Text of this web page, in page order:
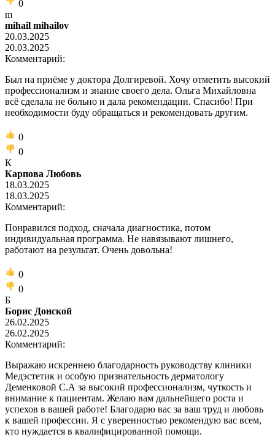
0
m
mihail mihailov
20.03.2025
20.03.2025
Комментарий:
Был на приёме у доктора Долгиревой. Хочу отметить высокий
профессионализм и знание своего дела. Ольга Михайловна
всё сделала не больно и дала рекомендации. Спасибо! При
необходимости буду обращаться и рекомендовать другим.
0
0
К
Карпова Любовь
18.03.2025
18.03.2025
Комментарий:
Понравился подход, сначала диагностика, потом
индивидуальная программа. Не навязывают лишнего,
работают на результат. Очень довольна!
0
0
Б
Борис Донской
26.02.2025
26.02.2025
Комментарий:
Выражаю искреннею благодарность руководству клиники
Медэстетик и особую признательность дерматологу
Деменковой С.А за высокий профессионализм, чуткость и
внимание к пациентам. Желаю вам дальнейшего роста и
успехов в вашей работе! Благодарю вас за ваш труд и любовь
к вашей профессии. Я с уверенностью рекомендую вас всем,
кто нуждается в квалифицированной помощи.